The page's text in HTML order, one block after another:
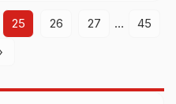
25 26 27 …
45